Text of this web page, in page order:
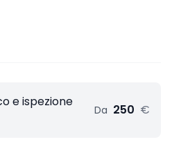
e ispezione
Da 250 €